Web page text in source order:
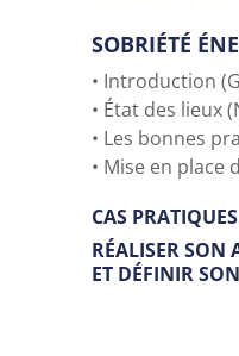
SOBRIÉTÉ
• Introduction
• État des lieux
• Les bonnes
• Mise en place
CAS
RÉALISER SON
ET DÉFINIR